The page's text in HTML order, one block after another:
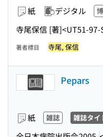
紙 デジタル
寺尾保信 [著]<UT51-97-
著者標目 寺尾, 保信
Pepars
紙 雑誌 雑誌タイ